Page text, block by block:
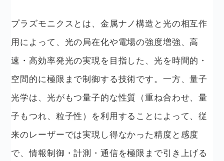
プラズモニクスとは、金属ナノ構造と光の相互作
用によって、光の局在化や電場の強度増強、高
速・高効率発光の実現を目指した、光を時間的・
空間的に極限まで制御する技術です。一方、量子
光学は、光がもつ量子的な性質（重ね合わせ、量
子もつれ、粒子性）を利用することによって、従
来のレーザーでは実現し得なかった精度と感度
で、情報制御・計測・通信を極限まで引き上げる